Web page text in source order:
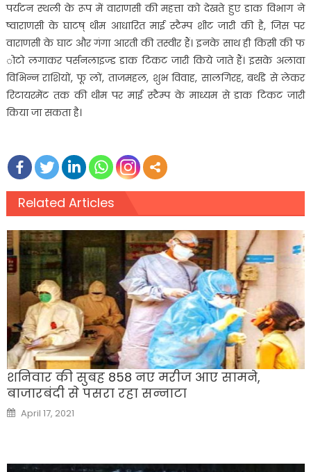
पर्यटन स्थली के रूप में वाराणसी की महत्ता को देखते हुए डाक विभाग ने
ष्वाराणसी के घाटष् थीम आधारित माई स्टैम्प शीट जारी की है, जिस पर
वाराणसी के घाट और गंगा आरती की तस्वीर हैं। इनके साथ ही किसी की फ
ोटो लगाकर पर्सनलाइज्ड डाक टिकट जारी किये जाते हैं। इसके अलावा
विभिन्न राशियों, फू लों, ताजमहल, शुभ विवाह, सालगिरह, बर्थडे से लेकर
रिटायरमेंट तक की थीम पर माई स्टैम्प के माध्यम से डाक टिकट जारी
किया जा सकता है।
Related Articles
शनिवार की सुबह 858 नए मरीज आए सामने,
बाजारबंदी से पसरा रहा सन्‍नाटा
Posted
on
April 17, 2021